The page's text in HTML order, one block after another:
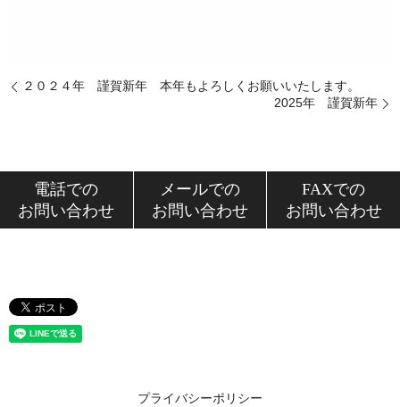
２０２４年 謹賀新年 本年もよろしくお願いいたします。
2025年 謹賀新年
電話での
お問い合わせ
メールでの
お問い合わせ
FAXでの
お問い合わせ
プライバシーポリシー